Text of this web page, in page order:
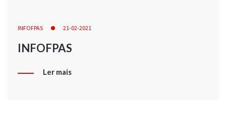
INFOFPAS 21-02-2021
INFOFPAS
Ler mais